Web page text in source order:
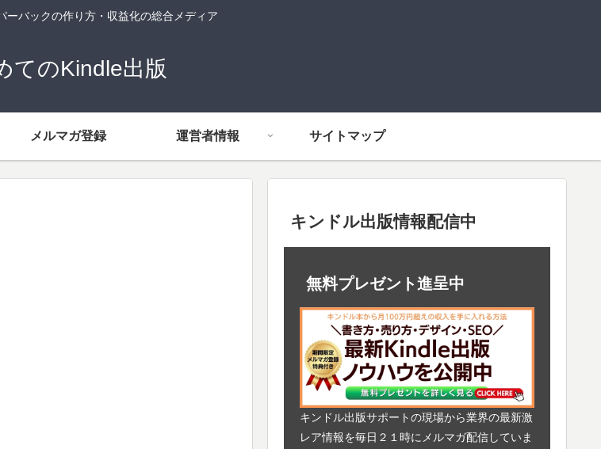
ーバックの作り方・収益化の総合メディア
てのKindle出版
メルマガ登録 運営者情報 サイトマップ
キンドル出版情報配信中
無料プレゼント進呈中
キンドル出版サポートの現場から業界の最新激
レア情報を毎日２１時にメルマガ配信していま